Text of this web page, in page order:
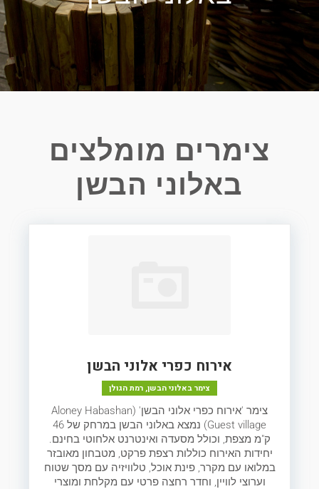
צימרים מומלצים
באלוני הבשן
אירוח כפרי אלוני הבשן
צימר באלוני הבשן, רמת הגולן
צימר 'אירוח כפרי אלוני הבשן' (Aloney Habashan
Guest village) נמצא באלוני הבשן במרחק של 46
ק"מ מצפת, וכולל מסעדה ואינטרנט אלחוטי בחינם.
יחידות האירוח כוללות רצפת פרקט, מטבחון מאובזר
במלואו עם מקרר, פינת אוכל, טלוויזיה עם מסך שטוח
וערוצי לוויין, וחדר רחצה פרטי עם מקלחת ומוצרי